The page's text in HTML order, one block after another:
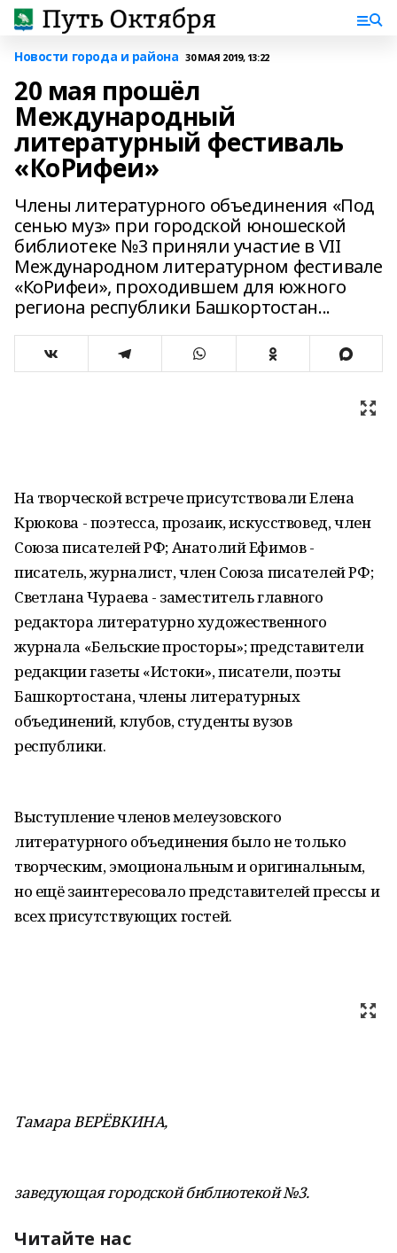
Новости города и района 30 МАЯ 2019, 13:22
20 мая прошёл
Международный
литературный фестиваль
«КоРифеи»
Члены литературного объединения «Под
сенью муз» при городской юношеской
библиотеке №3 приняли участие в VII
Международном литературном фестивале
«КоРифеи», проходившем для южного
региона республики Башкортостан...
На творческой встрече присутствовали Елена
Крюкова - поэтесса, прозаик, искусствовед, член
Союза писателей РФ; Анатолий Ефимов -
писатель, журналист, член Союза писателей РФ;
Светлана Чураева - заместитель главного
редактора литературно художественного
журнала «Бельские просторы»; представители
редакции газеты «Истоки», писатели, поэты
Башкортостана, члены литературных
объединений, клубов, студенты вузов
республики.
Выступление членов мелеузовского
литературного объединения было не только
творческим, эмоциональным и оригинальным,
но ещё заинтересовало представителей прессы и
всех присутствующих гостей.
Тамара ВЕРЁВКИНА,
заведующая городской библиотекой №3.
Читайте нас